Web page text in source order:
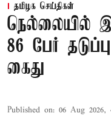
தமிழக செய்திகள்
நெல்லையில்
86 பேர்
கைது
Published on: 06 Aug 2026,